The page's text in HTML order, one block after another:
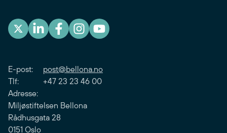
E-post: post@bellona.no
Tlf: +47 23 23 46 00
Adresse:
Miljøstiftelsen Bellona
Rådhusgata 28
0151 Oslo